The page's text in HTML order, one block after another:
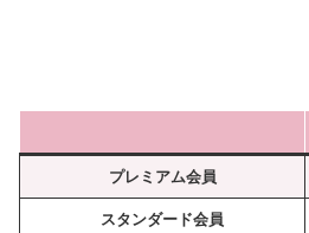
プレミアム会員
スタンダード会員